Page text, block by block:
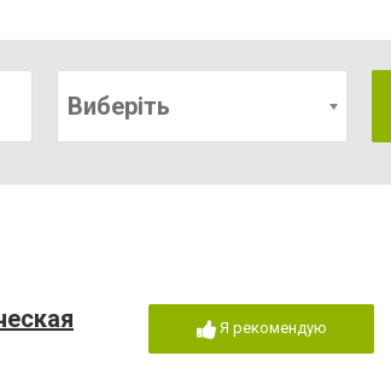
Виберіть
Я рекомендую